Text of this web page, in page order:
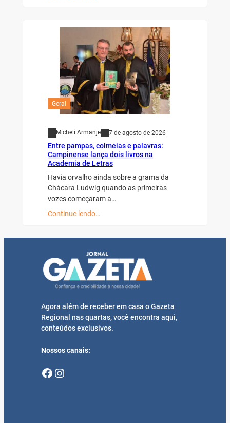
Geral
Micheli Armanje 7 de agosto de 2026
Entre pampas, colmeias e palavras:
Campinense lança dois livros na
Academia de Letras
Havia orvalho ainda sobre a grama da
Chácara Ludwig quando as primeiras
vozes começaram a…
Continue lendo…
Agora além de receber em casa o Gazeta
Regional nas quartas, você encontra aqui,
conteúdos exclusivos.
Nossos canais:
Facebook Instagram